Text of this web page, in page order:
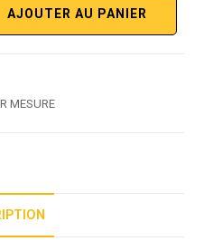
AJOUTER AU PANIER
MESURE